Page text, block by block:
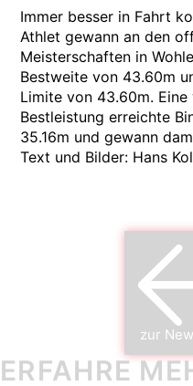
Immer besser in Fahrt
Athlet gewann an den
Meisterschaften in
Bestweite von 43.60m
Limite von 43.60m.
Bestleistung erreichte
35.16m und gewann
Text und Bilder: Hans
zur
ERFAHRE